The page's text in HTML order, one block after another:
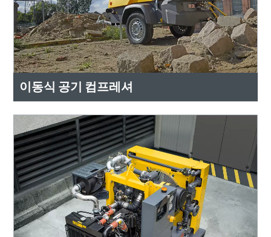
이동식 공기 컴프레셔